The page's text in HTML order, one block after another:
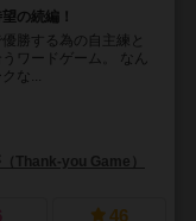
の続編！
勝する為の自主練と
ワードゲーム。 なん
な...
Thank-you Game）
46